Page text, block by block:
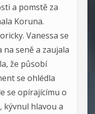
a pomstě za
Koruna.
Vanessa se
seně a zaujala
že působí
se ohlédla
se opírajícímu o
kývnul hlavou a